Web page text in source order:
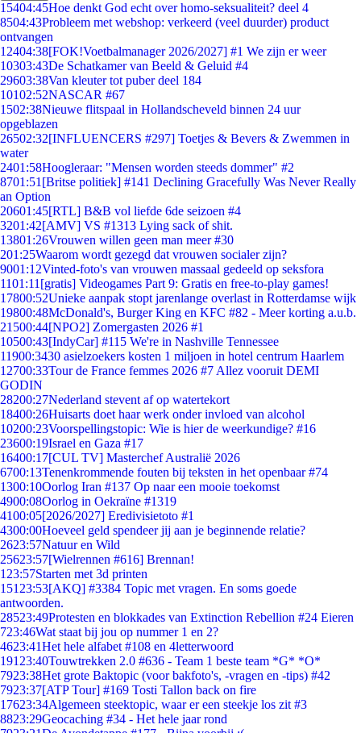
15404:45Hoe denkt God echt over homo-seksualiteit? deel 4
8504:43Probleem met webshop: verkeerd (veel duurder) product
ontvangen
12404:38[FOK!Voetbalmanager 2026/2027] #1 We zijn er weer
10303:43De Schatkamer van Beeld & Geluid #4
29603:38Van kleuter tot puber deel 184
10102:52NASCAR #67
1502:38Nieuwe flitspaal in Hollandscheveld binnen 24 uur
opgeblazen
26502:32[INFLUENCERS #297] Toetjes & Bevers & Zwemmen in
water
2401:58Hoogleraar: "Mensen worden steeds dommer" #2
8701:51 [Britse politiek] #141 Declining Gracefully Was Never Really
an Option
20601:45[RTL] B&B vol liefde 6de seizoen #4
3201:42[AMV] VS #1313 Lying sack of shit.
13801:26Vrouwen willen geen man meer #30
201:25Waarom wordt gezegd dat vrouwen socialer zijn?
9001:12Vinted-foto's van vrouwen massaal gedeeld op seksfora
1101:11 [gratis] Videogames Part 9: Gratis en free-to-play games!
17800:52Unieke aanpak stopt jarenlange overlast in Rotterdamse wijk
19800:48McDonald's, Burger King en KFC #82 - Meer korting a.u.b.
21500:44[NPO2] Zomergasten 2026 #1
10500:43[IndyCar] #115 We're in Nashville Tennessee
11900:3430 asielzoekers kosten 1 miljoen in hotel centrum Haarlem
12700:33Tour de France femmes 2026 #7 Allez vooruit DEMI
GODIN
28200:27Nederland stevent af op watertekort
18400:26Huisarts doet haar werk onder invloed van alcohol
10200:23Voorspellingstopic: Wie is hier de weerkundige? #16
23600:19Israel en Gaza #17
16400:17[CUL TV] Masterchef Australië 2026
6700:13Tenenkrommende fouten bij teksten in het openbaar #74
1300:10Oorlog Iran #137 Op naar een mooie toekomst
4900:08Oorlog in Oekraïne #1319
4100:05[2026/2027] Eredivisietoto #1
4300:00Hoeveel geld spendeer jij aan je beginnende relatie?
2623:57Natuur en Wild
25623:57[Wielrennen #616] Brennan!
1 23:57Starten met 3d printen
151 23:53[AKQ] #3384 Topic met vragen. En soms goede
antwoorden.
28523:49Protesten en blokkades van Extinction Rebellion #24 Eieren
723:46Wat staat bij jou op nummer 1 en 2?
4623:41Het hele alfabet #108 en 4letterwoord
191 23:40Touwtrekken 2.0 #636 - Team 1 beste team *G* *O*
7923:38Het grote Baktopic (voor bakfoto's, -vragen en -tips) #42
7923:37[ATP Tour] #169 Tosti Tallon back on fire
17623:34Algemeen steektopic, waar er een steekje los zit #3
8823:29Geocaching #34 - Het hele jaar rond